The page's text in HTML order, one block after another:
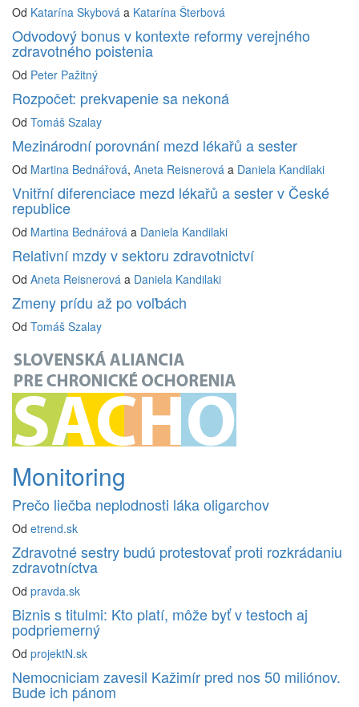
Od Katarína Skybová a Katarína Šterbová
Odvodový bonus v kontexte reformy verejného
zdravotného poistenia
Od Peter Pažitný
Rozpočet: prekvapenie sa nekoná
Od Tomáš Szalay
Mezinárodní porovnání mezd lékařů a sester
Od Martina Bednářová, Aneta Reisnerová a Daniela Kandilaki
Vnitřní diferenciace mezd lékařů a sester v České
republice
Od Martina Bednářová a Daniela Kandilaki
Relativní mzdy v sektoru zdravotnictví
Od Aneta Reisnerová a Daniela Kandilaki
Zmeny prídu až po voľbách
Od Tomáš Szalay
Monitoring
Prečo liečba neplodnosti láka oligarchov
Od etrend.sk
Zdravotné sestry budú protestovať proti rozkrádaniu
zdravotníctva
Od pravda.sk
Biznis s titulmi: Kto platí, môže byť v testoch aj
podpriemerný
Od projektN.sk
Nemocniciam zavesil Kažimír pred nos 50 miliónov.
Bude ich pánom